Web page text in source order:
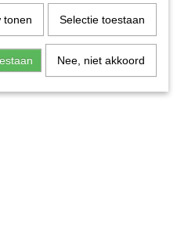
- zwart - zilver - staal - taupe -
formaat 20x30cm.
tonen Selectie toestaan
Nee, niet akkoord